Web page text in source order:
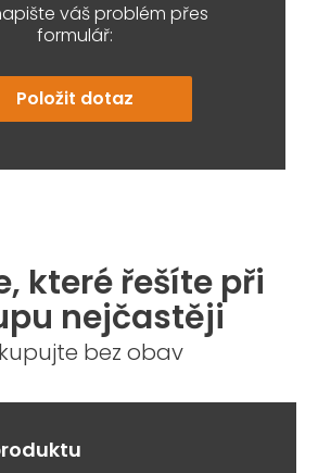
váš problém přes
formulář:
Položit dotaz
které řešíte při
nejčastěji
bez obav